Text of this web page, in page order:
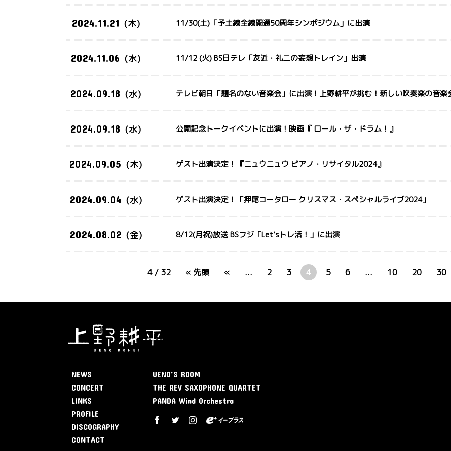
2024.11.21 (木) 11/30(土)「予土線全線開通50周年シンポジウム」に出演
2024.11.06 (水) 11/12 (火) BS日テレ「友近・礼二の妄想トレイン」出演
2024.09.18 (水) テレビ朝日「題名のない音楽会」に出演！上野耕平が挑む！新しい吹奏楽の音楽
2024.09.18 (水) 公開記念トークイベントに出演！映画『 ロール・ザ・ドラム！』
2024.09.05 (木) ゲスト出演決定！『ニュウニュウ ピアノ・リサイタル2024』
2024.09.04 (水) ゲスト出演決定！「押尾コータロー クリスマス・スペシャルライブ2024」
2024.08.02 (金) 8/12(月祝)放送 BSフジ「Let’sトレ活！」に出演
4 / 32 « 先頭 « ... 2 3 4 5 6 ... 10 20 30
NEWS
CONCERT
LINKS
PROFILE
DISCOGRAPHY
CONTACT
UENO’S ROOM
THE REV SAXOPHONE QUARTET
PANDA Wind Orchestra